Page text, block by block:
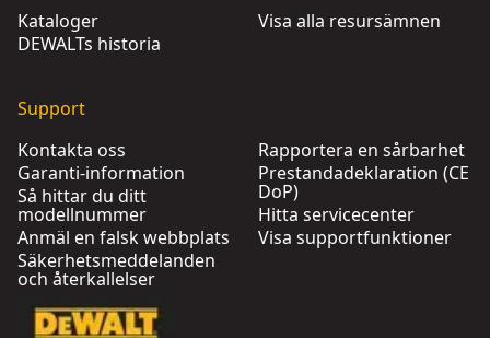
Kataloger
DEWALTs historia
Visa alla resursämnen
Support
Kontakta oss
Garanti-information
Så hittar du ditt
modellnummer
Anmäl en falsk webbplats
Säkerhetsmeddelanden
och återkallelser
Rapportera en sårbarhet
Prestandadeklaration (CE
DoP)
Hitta servicecenter
Visa supportfunktioner